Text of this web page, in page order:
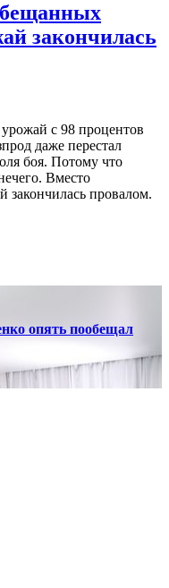
закончилась
с 98 процентов
даже перестал
боя. Потому что
Вместо
закончилась провалом.
опять пообещал